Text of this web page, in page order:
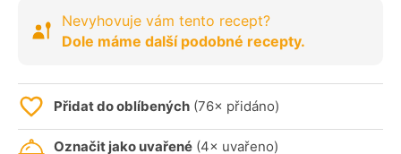
Nevyhovuje vám tento recept?
Dole máme další podobné recepty.
Přidat do oblíbených (76× přidáno)
Označit jako uvařené (4× uvařeno)